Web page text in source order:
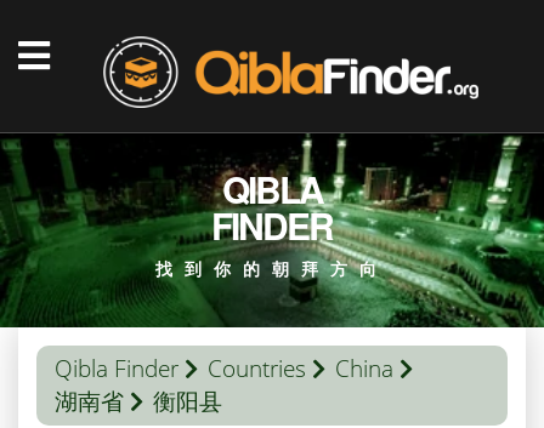
QIBLA
FINDER
找到你的朝拜方向
Qibla Finder Countries
China
湖南省
衡阳县